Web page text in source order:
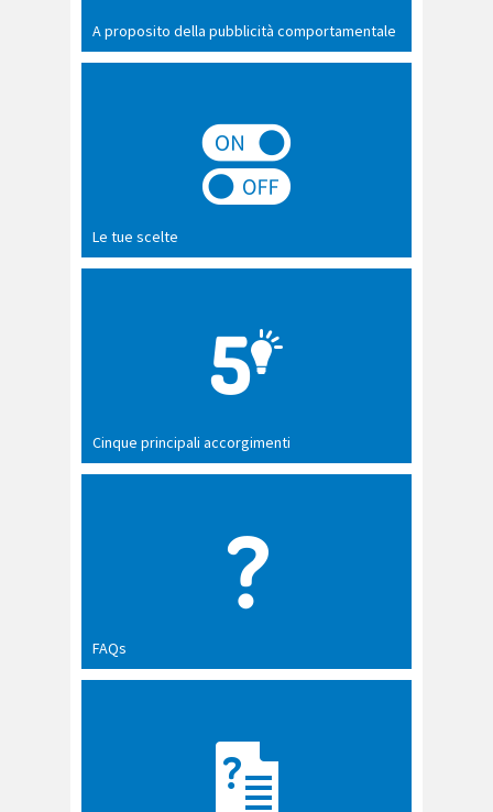
A proposito della pubblicità comportamentale
Le tue scelte
Cinque principali accorgimenti
FAQs